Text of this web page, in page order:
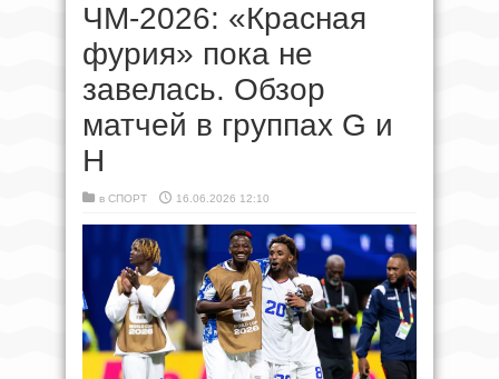
ЧМ-2026: «Красная
фурия» пока не
завелась. Обзор
матчей в группах G и
H
в СПОРТ 16.06.2026 12:10